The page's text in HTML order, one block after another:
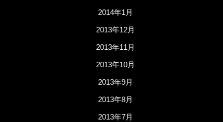
2014年1月
2013年12月
2013年11月
2013年10月
2013年9月
2013年8月
2013年7月